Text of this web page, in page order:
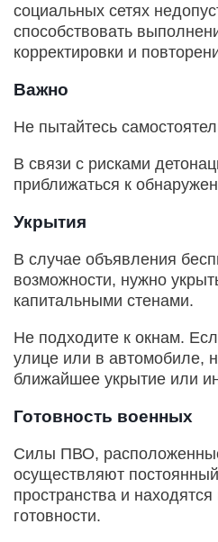
социальных сетях
способствовать
корректировки и
Важно
Не пытайтесь
В связи с рисками
приближаться к
Укрытия
В случае объявления
возможности, нужно
капитальными стенами.
Не подходите к окнам.
улице или в автомобиле,
ближайшее укрытие или
Готовность военных
Силы ПВО,
осуществляют
пространства и
готовности.